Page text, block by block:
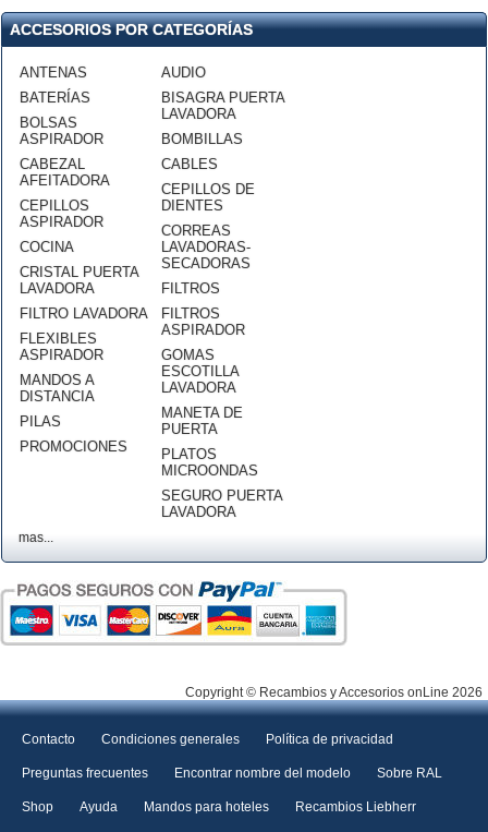
ACCESORIOS POR CATEGORÍAS
ANTENAS
BATERÍAS
BOLSAS
ASPIRADOR
CABEZAL
AFEITADORA
CEPILLOS
ASPIRADOR
COCINA
CRISTAL PUERTA
LAVADORA
FILTRO LAVADORA
FLEXIBLES
ASPIRADOR
MANDOS A
DISTANCIA
PILAS
PROMOCIONES
AUDIO
BISAGRA PUERTA
LAVADORA
BOMBILLAS
CABLES
CEPILLOS DE
DIENTES
CORREAS
LAVADORAS-
SECADORAS
FILTROS
FILTROS
ASPIRADOR
GOMAS
ESCOTILLA
LAVADORA
MANETA DE
PUERTA
PLATOS
MICROONDAS
SEGURO PUERTA
LAVADORA
mas...
Copyright © Recambios y Accesorios onLine 2026
Contacto Condiciones generales Política de privacidad
Preguntas frecuentes Encontrar nombre del modelo Sobre RAL
Shop Ayuda Mandos para hoteles Recambios Liebherr